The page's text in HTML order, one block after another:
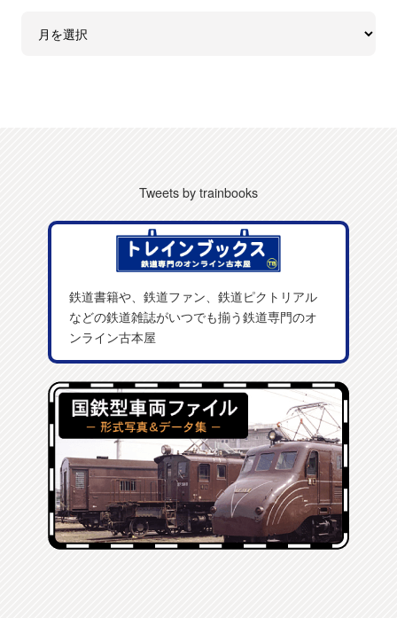
Tweets by trainbooks
鉄道書籍や、鉄道ファン、鉄道ピクトリアル
などの鉄道雑誌がいつでも揃う鉄道専門のオ
ンライン古本屋